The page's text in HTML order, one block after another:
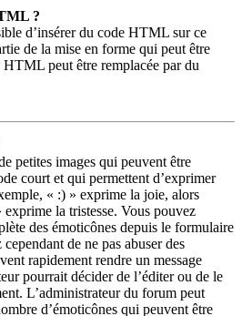
?
d’insérer du code HTML sur ce
de la mise en forme qui peut être
HTML peut être remplacée par du
petites images qui peuvent être
court et qui permettent d’exprimer
« :) » exprime la joie, alors
exprime la tristesse. Vous pouvez
des émoticônes depuis le formulaire
de ne pas abuser des
rapidement rendre un message
pourrait décider de l’éditer ou de le
L’administrateur du forum peut
d’émoticônes qui peuvent être